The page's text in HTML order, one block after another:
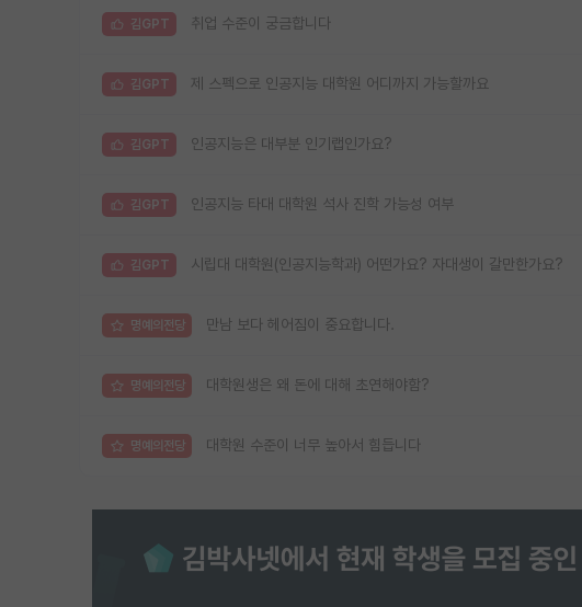
김GPT 취업 수준이 궁금합니다
김GPT 제 스펙으로 인공지능 대학원 어디까지 가능할까요
김GPT 인공지능은 대부분 인기랩인가요?
김GPT 인공지능 타대 대학원 석사 진학 가능성 여부
김GPT 시립대 대학원(인공지능학과) 어떤가요? 자대생이 갈만한가요?
명예의전당 만남 보다 헤어짐이 중요합니다.
명예의전당 대학원생은 왜 돈에 대해 초연해야함?
명예의전당 대학원 수준이 너무 높아서 힘듭니다